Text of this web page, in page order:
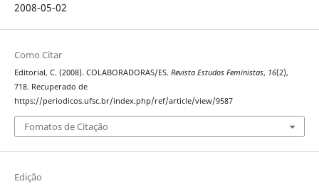
2008-05-02
Como Citar
Editorial, C. (2008). COLABORADORAS/ES. Revista Estudos Feministas, 16(2),
718. Recuperado de
https://periodicos.ufsc.br/index.php/ref/article/view/9587
Fomatos de Citação
Edição